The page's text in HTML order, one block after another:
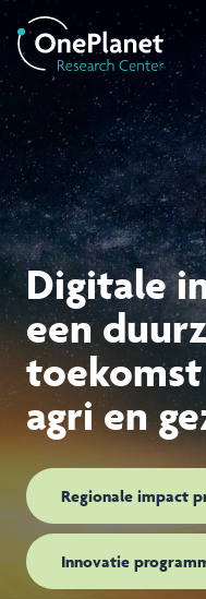
Digitale
een
agri en
Regionale impact
Innovatie